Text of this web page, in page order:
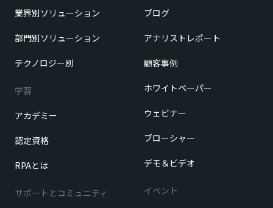
業界別ソリューション
部門別ソリューション
テクノロジー別
学習
アカデミー
認定資格
RPAとは
サポートとコミュニティ
ブログ
アナリストレポート
顧客事例
ホワイトペーパー
ウェビナー
ブローシャー
デモ＆ビデオ
イベント